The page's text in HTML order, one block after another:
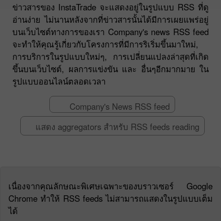
ข่าวสารของ InstaTrade จะแสดงอยู่ในรูปแบบ RSS ที่ดู
อ่านง่าย ไม่นานหลังจากที่ข่าวสารนั้นได้มีการเผยแพร่อยู่
บนเว็บไซต์ทางการของเรา Company's news RSS feed
จะทำให้คุณรู้เกี่ยวกับโครงการที่มีการริเริ่มขึ้นมาใหม่,
การบริการในรูปแบบใหม่ๆ, การเปลี่ยนแปลงล่าสุดที่เกิด
ขึ้นบนเว็บไซต์, ผลการแข่งขัน และ อื่นๆอีกมากมาย ใน
รูปแบบออนไลน์ตลอดเวลา
Company's News RSS feed
แสดง aggregators สำหรับ RSS feeds reading
เนื่องจากคุณลักษณะพิเศษเฉพาะของบราวเซอร์ Google
Chrome ทำให้ RSS feeds ไม่สามารถแสดงในรูปแบบเต็ม
ได้